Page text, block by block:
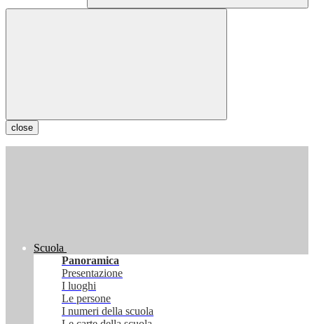
close
Scuola
Panoramica
Presentazione
I luoghi
Le persone
I numeri della scuola